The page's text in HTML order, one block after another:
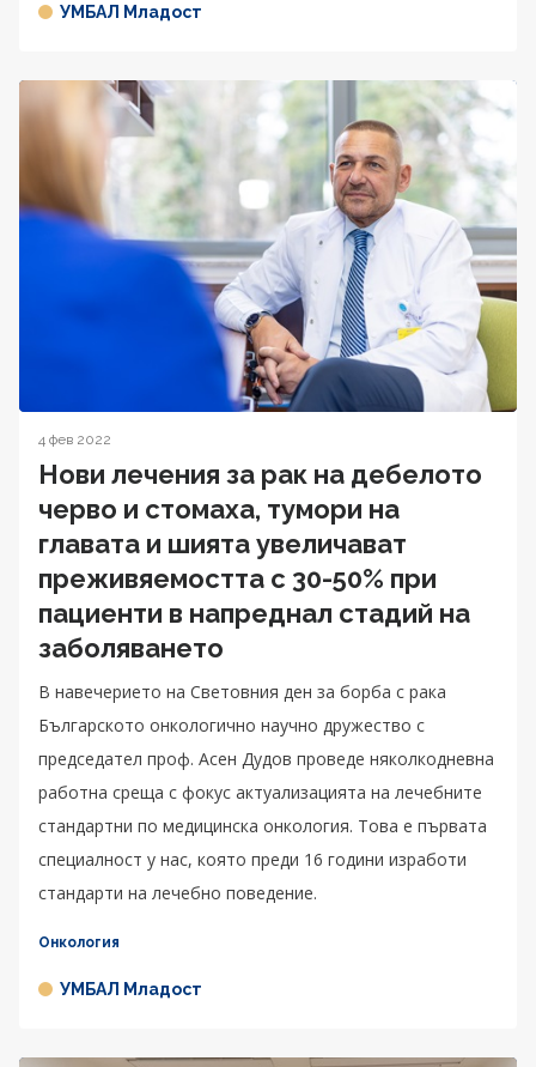
УМБАЛ Младост
4 фев 2022
Нови лечения за рак на дебелото
черво и стомаха, тумори на
главата и шията увеличават
преживяемостта с 30-50% при
пациенти в напреднал стадий на
заболяването
В навечерието на Световния ден за борба с рака
Българското онкологично научно дружество с
председател проф. Асен Дудов проведе няколкодневна
работна среща с фокус актуализацията на лечебните
стандартни по медицинска онкология. Това е първата
специалност у нас, която преди 16 години изработи
стандарти на лечебно поведение.
Онкология
УМБАЛ Младост